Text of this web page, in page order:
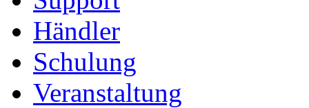
Händler
Schulung
Veranstaltung